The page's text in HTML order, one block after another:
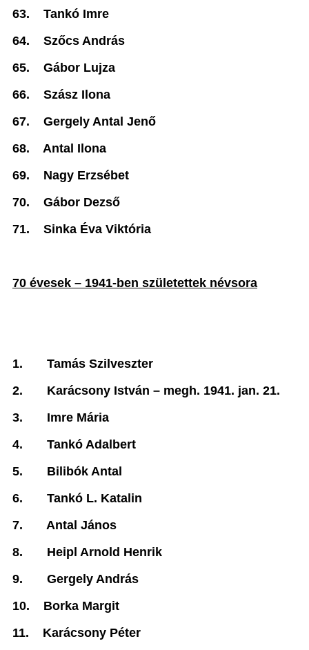
63.
Tankó Imre
64.
Szőcs András
65.
Gábor Lujza
66.
Szász Ilona
67.
Gergely Antal Jenő
68.
Antal Ilona
69.
Nagy Erzsébet
70.
Gábor Dezső
71.
Sinka Éva Viktória
70 évesek – 1941-ben születettek névsora
1.
Tamás Szilveszter
2.
Karácsony István – megh. 1941. jan. 21.
3.
Imre Mária
4.
Tankó Adalbert
5.
Bilibók Antal
6.
Tankó L. Katalin
7.
Antal János
8.
Heipl Arnold Henrik
9.
Gergely András
10.
Borka Margit
11.
Karácsony Péter